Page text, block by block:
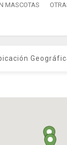
MASCOTAS